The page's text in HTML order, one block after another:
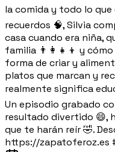
la comida y todo lo
recuerdos 🧠, Silvia
casa cuando era niña,
familia 👨‍👩‍👧‍👦 y
forma de criar y
platos que marcan y
realmente significa
Un episodio grabado
resultado divertido 😄,
que te harán reír 🤣.
https://zapatoferoz.es